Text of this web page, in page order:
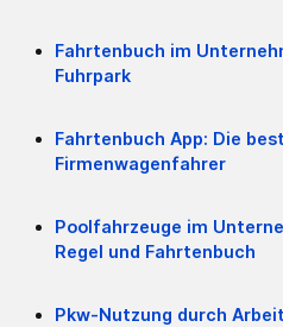
Fahrtenbuch im
Fuhrpark
Fahrtenbuch App: Die
Firmenwagenfahrer
Poolfahrzeuge im
Regel und Fahrtenbuch
Pkw-Nutzung durch